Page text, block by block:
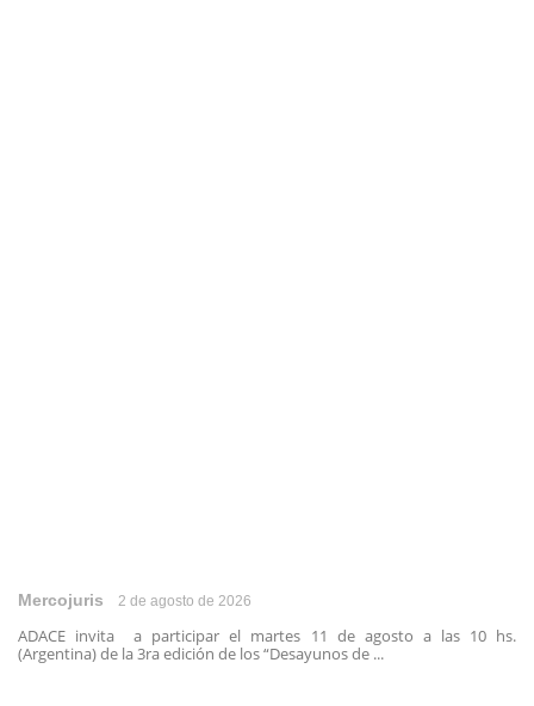
Mercojuris 2 de agosto de 2026
ADACE invita a participar el martes 11 de agosto a las 10 hs.
(Argentina) de la 3ra edición de los “Desayunos de ...